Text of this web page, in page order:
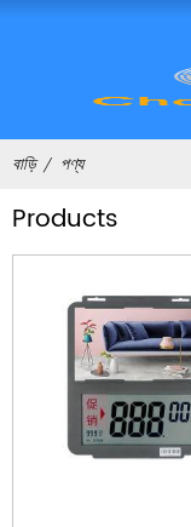
বাড়ি পণ্য
Products